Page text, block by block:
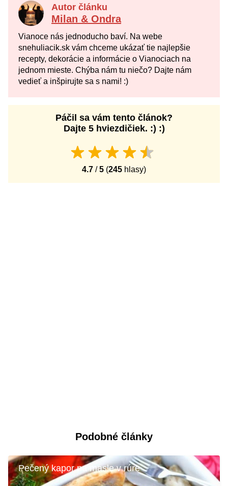
Autor článku
Milan & Ondra
Vianoce nás jednoducho baví. Na webe
snehuliacik.sk vám chceme ukázať tie najlepšie
recepty, dekorácie a informácie o Vianociach na
jednom mieste. Chýba nám tu niečo? Dajte nám
vedieť a inšpirujte sa s nami! :)
Páčil sa vám tento článok?
Dajte 5 hviezdičiek. :) :)
4.7 /5 (245 hlasy)
Podobné články
Pečený kapor na masle v rúre